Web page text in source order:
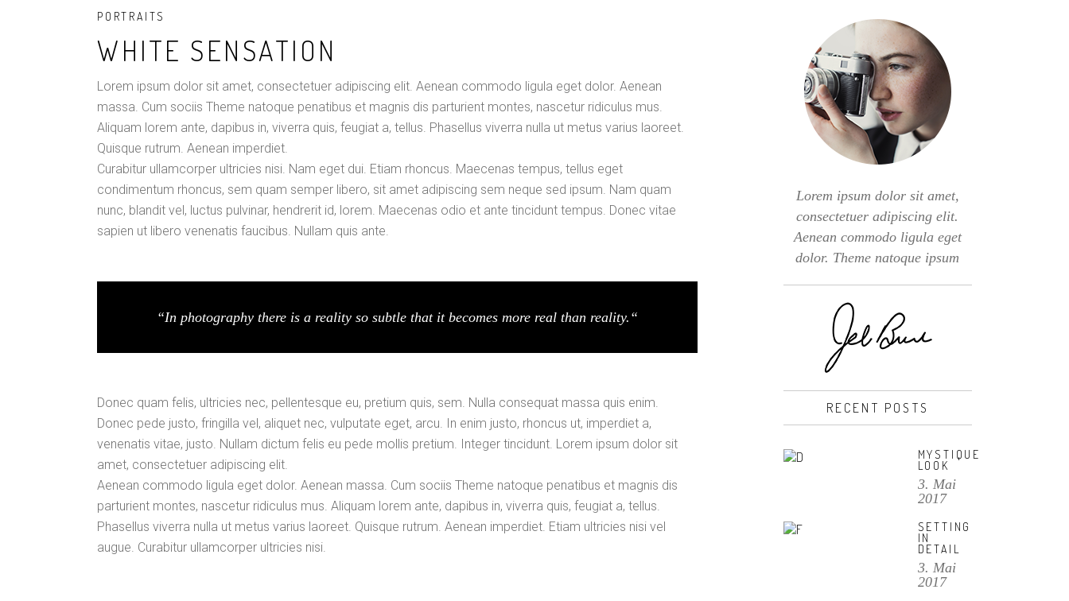
PORTRAITS
WHITE SENSATION
Lorem ipsum dolor sit amet, consectetuer adipiscing elit. Aenean commodo ligula eget dolor. Aenean
massa. Cum sociis Theme natoque penatibus et magnis dis parturient montes, nascetur ridiculus mus.
Aliquam lorem ante, dapibus in, viverra quis, feugiat a, tellus. Phasellus viverra nulla ut metus varius laoreet.
Quisque rutrum. Aenean imperdiet.
Curabitur ullamcorper ultricies nisi. Nam eget dui. Etiam rhoncus. Maecenas tempus, tellus eget
condimentum rhoncus, sem quam semper libero, sit amet adipiscing sem neque sed ipsum. Nam quam
nunc, blandit vel, luctus pulvinar, hendrerit id, lorem. Maecenas odio et ante tincidunt tempus. Donec vitae
sapien ut libero venenatis faucibus. Nullam quis ante.
“In photography there is a reality so subtle that it becomes more real than reality.“
Donec quam felis, ultricies nec, pellentesque eu, pretium quis, sem. Nulla consequat massa quis enim.
Donec pede justo, fringilla vel, aliquet nec, vulputate eget, arcu. In enim justo, rhoncus ut, imperdiet a,
venenatis vitae, justo. Nullam dictum felis eu pede mollis pretium. Integer tincidunt. Lorem ipsum dolor sit
amet, consectetuer adipiscing elit.
Aenean commodo ligula eget dolor. Aenean massa. Cum sociis Theme natoque penatibus et magnis dis
parturient montes, nascetur ridiculus mus. Aliquam lorem ante, dapibus in, viverra quis, feugiat a, tellus.
Phasellus viverra nulla ut metus varius laoreet. Quisque rutrum. Aenean imperdiet. Etiam ultricies nisi vel
augue. Curabitur ullamcorper ultricies nisi.
Lorem ipsum dolor sit amet,
consectetuer adipiscing elit.
Aenean commodo ligula eget
dolor. Theme natoque ipsum
RECENT POSTS
MYSTIQUE
LOOK
3. Mai
2017
SETTING
IN
DETAIL
3. Mai
2017